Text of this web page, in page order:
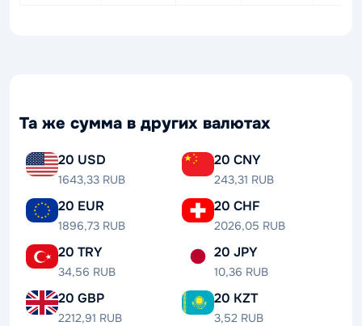
Та же сумма в других валютах
20 USD
1643,33 RUB
20 CNY
243,31 RUB
20 EUR
1896,73 RUB
20 CHF
2026,05 RUB
20 TRY
34,56 RUB
20 JPY
10,36 RUB
20 GBP
2212,91 RUB
20 KZT
3,52 RUB